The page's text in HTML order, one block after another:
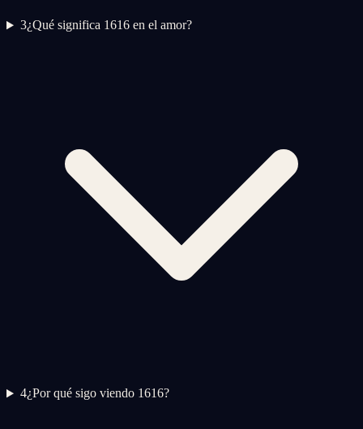
3¿Qué significa 1616 en el amor?
4¿Por qué sigo viendo 1616?